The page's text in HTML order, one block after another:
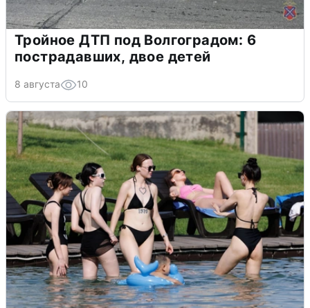
Тройное ДТП под Волгоградом: 6
пострадавших, двое детей
8 августа 10